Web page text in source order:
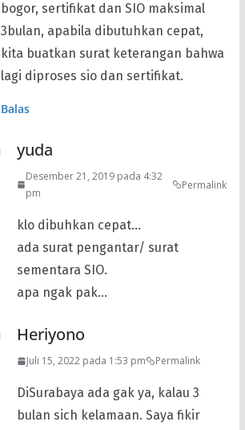
bogor, sertifikat dan SIO maksimal
3bulan, apabila dibutuhkan cepat,
kita buatkan surat keterangan bahwa
lagi diproses sio dan sertifikat.
Balas
yuda
Desember 21, 2019 pada 4:32
pm
Permalink
klo dibuhkan cepat…
ada surat pengantar/ surat
sementara SIO.
apa ngak pak…
Heriyono
Juli 15, 2022 pada 1:53 pm Permalink
DiSurabaya ada gak ya, kalau 3
bulan sich kelamaan. Saya fikir